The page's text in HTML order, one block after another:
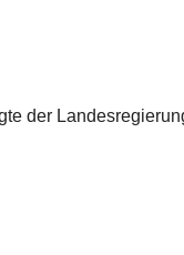
der